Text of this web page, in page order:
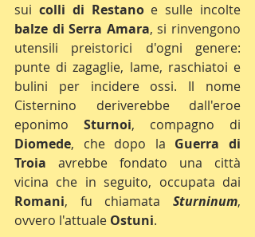
sui colli di Restano
balze di Serra Amara, si rinvengono
utensili preistorici d'ogni genere:
punte di zagaglie, lame, raschiatoi e
bulini per incidere ossi. Il nome
Cisternino deriverebbe dall'eroe
eponimo Sturnoi
Diomede, che dopo la Guerra di
Troia avrebbe fondato una città
Romani, fu chiamata Sturninum,
ovvero l'attuale Ostuni.